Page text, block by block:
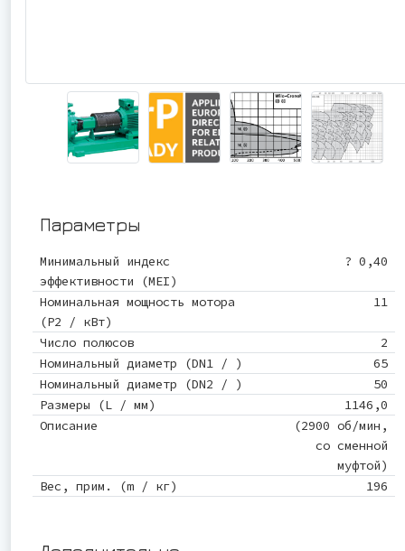
Параметры
Минимальный индекс
эффективности (MEI)
? 0,40
Номинальная мощность мотора
(P2 / кВт)
11
Число полюсов
2
Номинальный диаметр (DN1 / )
65
Номинальный диаметр (DN2 / )
50
Размеры (L / мм)
1146,0
Описание
(2900 об/мин,
со сменной
муфтой)
Вес, прим. (m / кг)
196